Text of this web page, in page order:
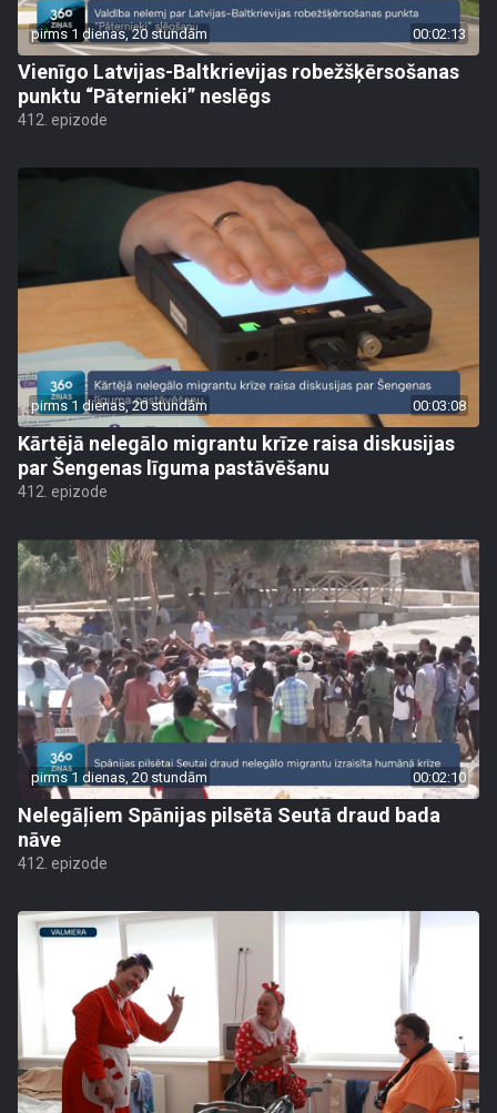
pirms 1 dienas, 20 stundām 00:02:13
Vienīgo Latvijas-Baltkrievijas robežšķērsošanas
punktu “Pāternieki” neslēgs
412. epizode
pirms 1 dienas, 20 stundām 00:03:08
Kārtējā nelegālo migrantu krīze raisa diskusijas
par Šengenas līguma pastāvēšanu
412. epizode
pirms 1 dienas, 20 stundām 00:02:10
Nelegāļiem Spānijas pilsētā Seutā draud bada
nāve
412. epizode